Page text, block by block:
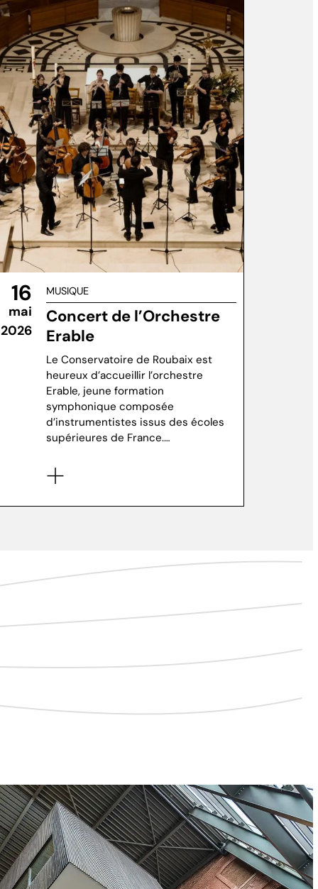
16
mai
2026
MUSIQUE
Concert de l’Orchestre
Erable
Le Conservatoire de Roubaix est
heureux d’accueillir l’orchestre
Erable, jeune formation
symphonique composée
d’instrumentistes issus des écoles
supérieures de France.…